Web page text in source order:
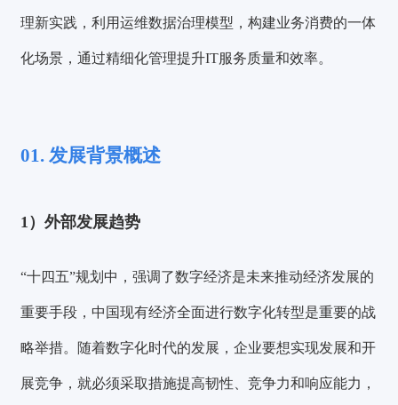
理新实践，利用运维数据治理模型，构建业务消费的一体
化场景，通过精细化管理提升IT服务质量和效率。
01. 发展背景概述
1）外部发展趋势
“十四五”规划中，强调了数字经济是未来推动经济发展的
重要手段，中国现有经济全面进行数字化转型是重要的战
略举措。随着数字化时代的发展，企业要想实现发展和开
展竞争，就必须采取措施提高韧性、竞争力和响应能力，